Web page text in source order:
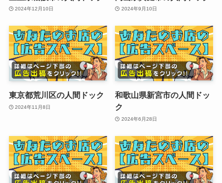
2024年12月10日 2024年9月10日
東京都荒川区の人間ドック
2024年11月8日
和歌山県新宮市の人間ドッ
ク
2024年6月28日